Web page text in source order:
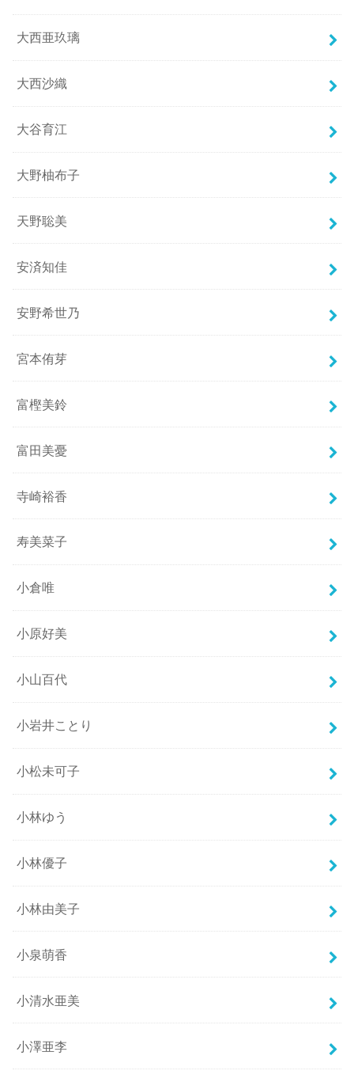
大西亜玖璃
大西沙織
大谷育江
大野柚布子
天野聡美
安済知佳
安野希世乃
宮本侑芽
富樫美鈴
富田美憂
寺崎裕香
寿美菜子
小倉唯
小原好美
小山百代
小岩井ことり
小松未可子
小林ゆう
小林優子
小林由美子
小泉萌香
小清水亜美
小澤亜李